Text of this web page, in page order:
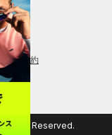
会員規約
Rights Reserved.